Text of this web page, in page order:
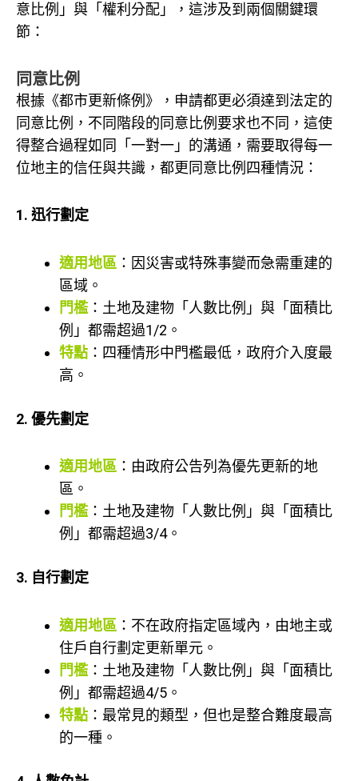
意比例」與「權利分配」，這涉及到兩個關鍵環
節：
同意比例
根據《都市更新條例》，申請都更必須達到法定的
同意比例，不同階段的同意比例要求也不同，這使
得整合過程如同「一對一」的溝通，需要取得每一
位地主的信任與共識，都更同意比例四種情況：
1. 迅行劃定
適用地區 ：因災害或特殊事變而急需重建的
區域。
門檻 ：土地及建物「人數比例」與「面積比
例」都需超過1/2。
特點 ：四種情形中門檻最低，政府介入度最
高。
2. 優先劃定
適用地區 ：由政府公告列為優先更新的地
區。
門檻 ：土地及建物「人數比例」與「面積比
例」都需超過3/4。
3. 自行劃定
適用地區 ：不在政府指定區域內，由地主或
住戶自行劃定更新單元。
門檻 ：土地及建物「人數比例」與「面積比
例」都需超過4/5。
特點 ：最常見的類型，但也是整合難度最高
的一種。